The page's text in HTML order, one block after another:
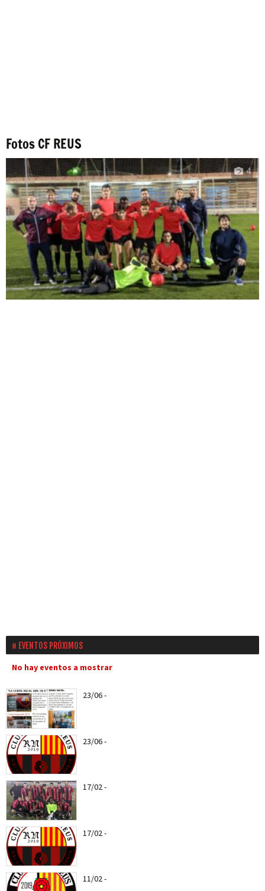
Fotos CF REUS
4
EVENTOS PRÓXIMOS
No hay eventos a mostrar
23/06-
23/06-
17/02-
17/02-
11/02-